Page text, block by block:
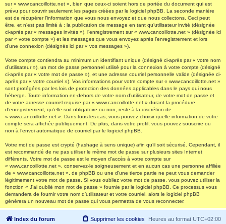
sur « www.cancoillotte.net », bien que ceux-ci soient hors de portée du document qui est
prévu pour couvrir seulement les pages créées par le logiciel phpBB. La seconde manière
est de récupérer l’information que vous nous envoyez et que nous collectons. Ceci peut
être, et n’est pas limité à : la publication de message en tant qu’utilisateur invité (désignée
ci-après par « messages invités »), l’enregistrement sur « www.cancoillotte.net » (désignée ici
par « votre compte ») et les messages que vous envoyez après l’enregistrement et lors
d’une connexion (désignés ici par « vos messages »).
Votre compte contiendra au minimum un identifiant unique (désigné ci-après par « votre nom
d’utilisateur »), un mot de passe personnel utilisé pour la connexion à votre compte (désigné
ci-après par « votre mot de passe »), et une adresse courriel personnelle valide (désignée ci-
après par « votre courriel »). Vos informations pour votre compte sur « www.cancoillotte.net »
sont protégées par les lois de protection des données applicables dans le pays qui nous
héberge. Toute information en-dehors de votre nom d’utilisateur, de votre mot de passe et
de votre adresse courriel requise par « www.cancoillotte.net » durant la procédure
d’enregistrement, qu’elle soit obligatoire ou non, reste à la discrétion de
« www.cancoillotte.net ». Dans tous les cas, vous pouvez choisir quelle information de votre
compte sera affichée publiquement. De plus, dans votre profil, vous pouvez souscrire ou
non à l’envoi automatique de courriel par le logiciel phpBB.
Votre mot de passe est crypté (hashage à sens unique) afin qu’il soit sécurisé. Cependant, il
est recommandé de ne pas utiliser le même mot de passe sur plusieurs sites Internet
différents. Votre mot de passe est le moyen d’accès à votre compte sur
« www.cancoillotte.net », conservez-le soigneusement et en aucun cas une personne affiliée
de « www.cancoillotte.net », de phpBB ou une d’une tierce partie ne peut vous demander
légitimement votre mot de passe. Si vous oubliez votre mot de passe, vous pouvez utiliser la
fonction « J’ai oublié mon mot de passe » fournie par le logiciel phpBB. Ce processus vous
demandera de fournir votre nom d’utilisateur et votre courriel, alors le logiciel phpBB
générera un nouveau mot de passe qui vous permettra de vous reconnecter.
Index du forum Heures au format UTC+02:00
Supprimer les cookies